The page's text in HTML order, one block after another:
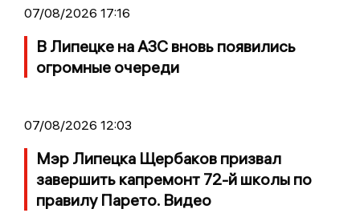
07/08/2026 17:16
В Липецке на АЗС вновь появились
огромные очереди
07/08/2026 12:03
Мэр Липецка Щербаков призвал
завершить капремонт 72-й школы по
правилу Парето. Видео